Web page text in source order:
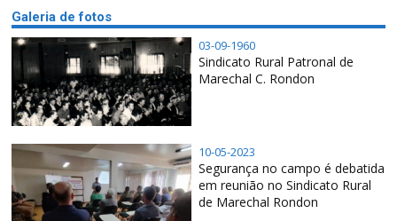
Galeria de fotos
03-09-1960
Sindicato Rural Patronal de
Marechal C. Rondon
10-05-2023
Segurança no campo é debatida
em reunião no Sindicato Rural
de Marechal Rondon